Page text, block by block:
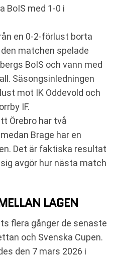
BoIS med 1-0 i
en 0-2-förlust borta
matchen spelade
BoIS och vann med
Säsongsinledningen
mot IK Oddevold och
IF.
Örebro har två
Brage har en
Det är faktiska resultat
avgör hur nästa match
LAGEN
flera gånger de senaste
och Svenska Cupen.
den 7 mars 2026 i